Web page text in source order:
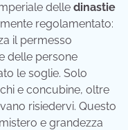
delle dinastie
regolamentato:
il permesso
delle persone
le soglie. Solo
e concubine, oltre
risiedervi. Questo
e grandezza